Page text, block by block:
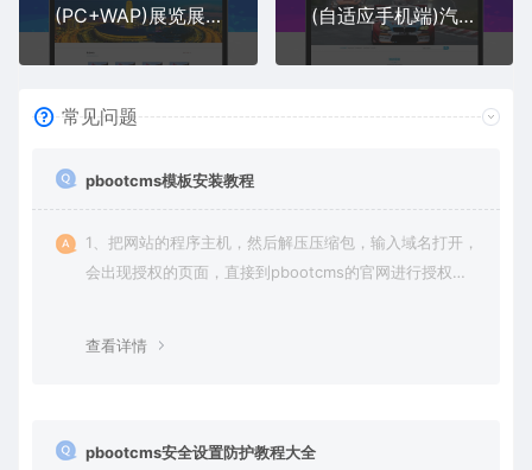
(PC+WAP)展览展会网站pbootcms模板 会展中心网站源码下载
(自适应手机端)汽车驾校pbootcms网站模板 驾照培训网站源码下载
常见问题
pbootcms模板安装教程
1、把网站的程序主机，然后解压压缩包，输入域名打开，
会出现授权的页面，直接到pbootcms的官网进行授权
查看详情
pbootcms安全设置防护教程大全